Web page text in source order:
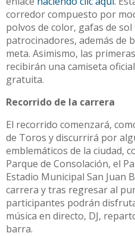
corredor compuesto por
polvos de color, gafas de
patrocinadores, además de
meta. Asimismo, las
recibirán una camiseta
gratuita.
Recorrido de la carrera
El recorrido comenzará,
de Toros y discurrirá por
emblemáticos de la ciudad,
Parque de Consolación, el
Estadio Municipal San Juan
carrera y tras regresar al
participantes podrán
música en directo, DJ,
barra.